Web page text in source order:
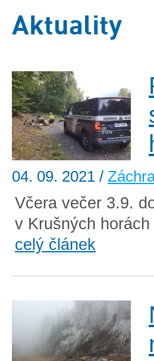
Aktuality
04. 09. 2021 /
Včera večer 3.9.
v Krušných
celý článek